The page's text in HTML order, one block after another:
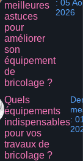
meilleures
astuces
pour
améliorer
son
équipement
de
bricolage ?
: 05
2026
Quels
équipements
indispensables
pour vos
travaux de
bricolage ?
: